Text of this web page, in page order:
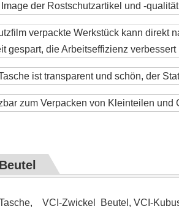
der Rostschutzartikel und -
verpackte Werkstück kann direkt
gespart, die Arbeitseffizienz
ist transparent und schön, der
zum Verpacken von Kleinteilen und
VCI-Zwickel Beutel, VCI-